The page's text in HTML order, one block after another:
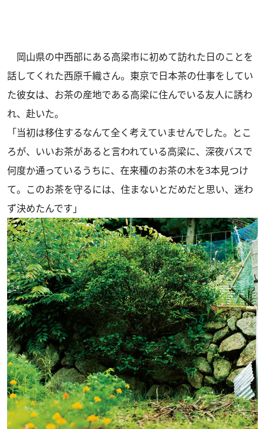
岡山県の中西部にある高梁市に初めて訪れた日のことを
話してくれた西原千織さん。東京で日本茶の仕事をしてい
た彼女は、お茶の産地である高梁に住んでいる友人に誘わ
れ、赴いた。
「当初は移住するなんて全く考えていませんでした。とこ
ろが、いいお茶があると言われている高梁に、深夜バスで
何度か通っているうちに、在来種のお茶の木を3本見つけ
て。このお茶を守るには、住まないとだめだと思い、迷わ
ず決めたんです」